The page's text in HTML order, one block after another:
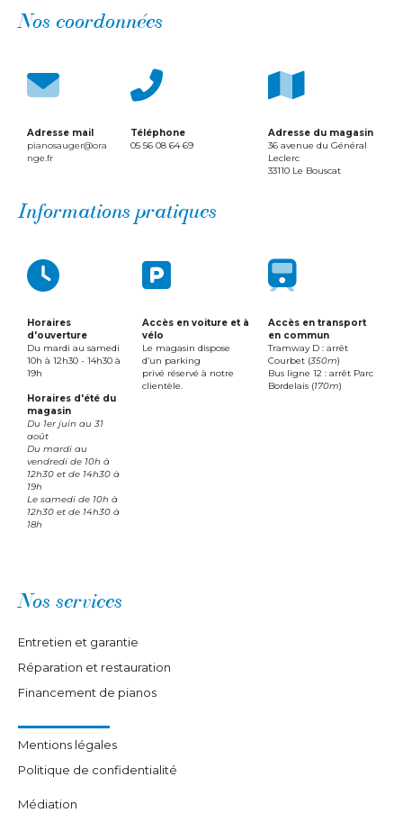
Nos coordonnées
Adresse mail
pianosauger@ora
nge.fr
Téléphone
05 56 08 64 69
Adresse du magasin
36 avenue du Général
Leclerc
33110 Le Bouscat
Informations pratiques
Horaires
d'ouverture
Du mardi au samedi
10h à 12h30 - 14h30 à
19h​​​​​​​
Horaires d'été du
magasin
Du 1er juin au 31
août
Du mardi au
vendredi de 10h à
12h30 et de 14h30 à
19h
Le samedi de 10h à
12h30 et de 14h30 à
18h
Accès en voiture et à
vélo
Le magasin dispose
d’un parking
​​​​​​​privé réservé à notre
clientèle.
Accès en transport
en commun
Tramway D : arrêt
Courbet (350m)
Bus ligne 12 : arrêt Parc
Bordelais (170m)
Nos services
Entretien et garantie
Réparation et restauration
Financement de pianos
Mentions légales
Politique de confidentialité
Médiation